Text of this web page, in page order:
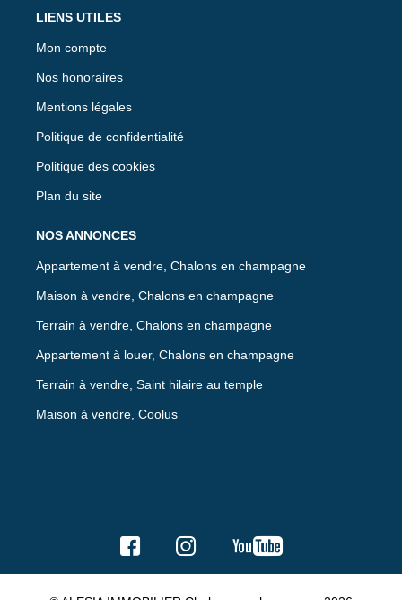
LIENS UTILES
Mon compte
Nos honoraires
Mentions légales
Politique de confidentialité
Politique des cookies
Plan du site
NOS ANNONCES
Appartement à vendre, Chalons en champagne
Maison à vendre, Chalons en champagne
Terrain à vendre, Chalons en champagne
Appartement à louer, Chalons en champagne
Terrain à vendre, Saint hilaire au temple
Maison à vendre, Coolus